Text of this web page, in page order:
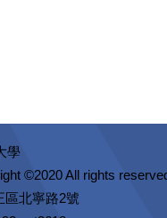
學
©2020 All rights
區北寧路2號